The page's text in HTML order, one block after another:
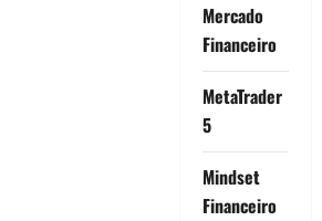
Mercado
Financeiro
MetaTrader
5
Mindset
Financeiro